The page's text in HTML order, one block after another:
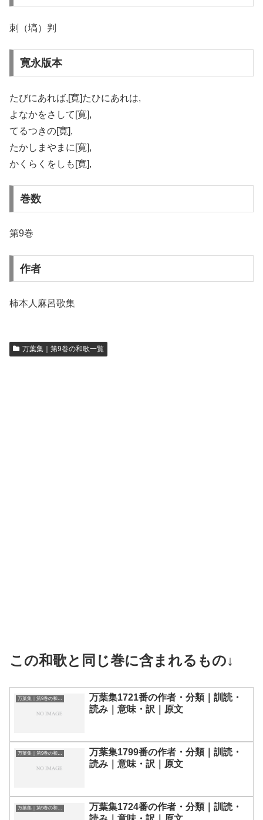
刺（塙）判
寛永版本
たびにあれば,[寛]たひにあれは,
よなかをさして[寛],
てるつきの[寛],
たかしまやまに[寛],
かくらくをしも[寛],
巻数
第9巻
作者
柿本人麻呂歌集
万葉集｜第9巻の和歌一覧
この和歌と同じ巻に含まれるもの↓
万葉集1721番の作者・分類｜訓読・
読み｜意味・訳｜原文
万葉集｜第9巻の和歌一覧
万葉集1799番の作者・分類｜訓読・
読み｜意味・訳｜原文
万葉集｜第9巻の和歌一覧
万葉集1724番の作者・分類｜訓読・